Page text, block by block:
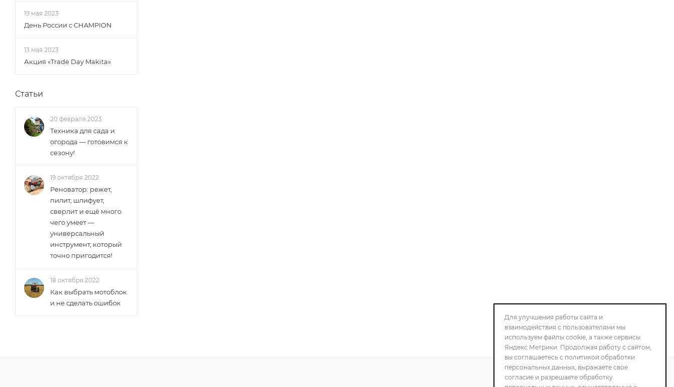
19 мая 2023
День России с CHAMPION
13 мая 2023
Акция «Trade Day Makita»
Статьи
20 февраля 2023
Техника для сада и
огорода — готовимся к
сезону!
19 октября 2022
Реноватор: режет,
пилит, шлифует,
сверлит и ещё много
чего умеет —
универсальный
инструмент, который
точно пригодится!
18 октября 2022
Как выбрать мотоблок
и не сделать ошибок
Для улучшения работы сайта и
взаимодействия с пользователями мы
используем файлы cookie, а также сервисы
Яндекс Метрики. Продолжая работу с сайтом,
вы соглашаетесь с политикой обработки
персональных данных, выражаете свое
согласие и разрешаете обработку